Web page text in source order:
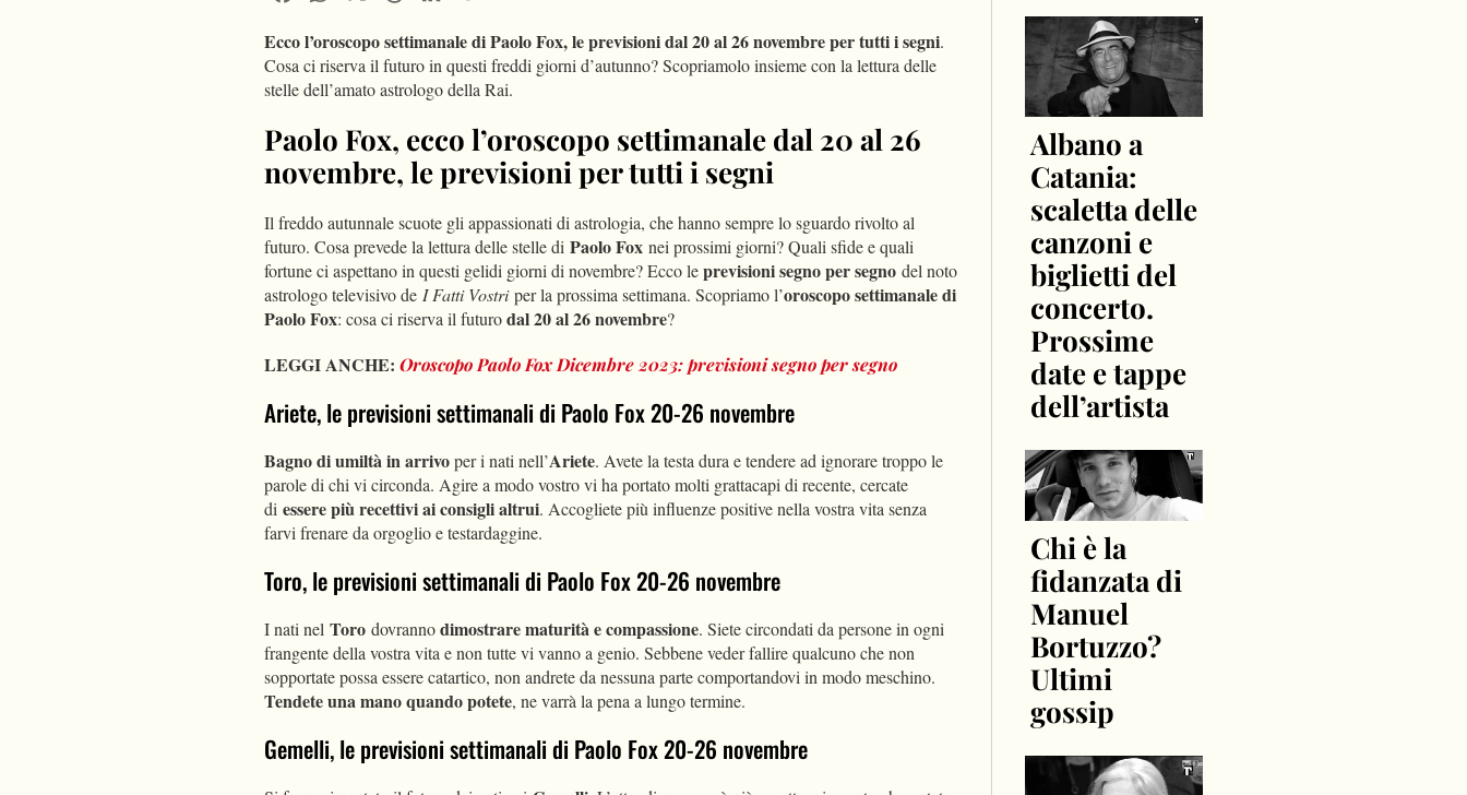
Ecco l’oroscopo settimanale di Paolo Fox, le previsioni dal 20 al 26 novembre per tutti i segni.
Cosa ci riserva il futuro in questi freddi giorni d’autunno? Scopriamolo insieme con la lettura delle
stelle dell’amato astrologo della Rai.
Paolo Fox, ecco l’oroscopo settimanale dal 20 al 26
novembre, le previsioni per tutti i segni
Il freddo autunnale scuote gli appassionati di astrologia, che hanno sempre lo sguardo rivolto al
futuro. Cosa prevede la lettura delle stelle di Paolo Fox nei prossimi giorni? Quali sfide e quali
fortune ci aspettano in questi gelidi giorni di novembre? Ecco leprevisioni segno per segno del noto
astrologo televisivo de I Fatti Vostriper la prossima settimana. Scopriamo l’oroscopo settimanale di
Paolo Fox: cosa ci riserva il futurodal 20 al 26 novembre?
LEGGI ANCHE: Oroscopo Paolo Fox Dicembre 2023: previsioni segno per segno
Ariete, le previsioni settimanali di Paolo Fox 20-26 novembre
Bagno di umiltà in arrivoper i nati nell’Ariete. Avete la testa dura e tendere ad ignorare troppo le
parole di chi vi circonda. Agire a modo vostro vi ha portato molti grattacapi di recente, cercate
di essere più recettivi ai consigli altrui. Accogliete più influenze positive nella vostra vita senza
farvi frenare da orgoglio e testardaggine.
Toro, le previsioni settimanali di Paolo Fox 20-26 novembre
I nati nel Toro dovrannodimostrare maturità e compassione. Siete circondati da persone in ogni
frangente della vostra vita e non tutte vi vanno a genio. Sebbene veder fallire qualcuno che non
sopportate possa essere catartico, non andrete da nessuna parte comportandovi in modo meschino.
Tendete una mano quando potete, ne varrà la pena a lungo termine.
Gemelli, le previsioni settimanali di Paolo Fox 20-26 novembre
Albano a
Catania:
scaletta delle
canzoni e
biglietti del
concerto.
Prossime
date e tappe
dell’artista
Chi è la
fidanzata di
Manuel
Bortuzzo?
Ultimi
gossip